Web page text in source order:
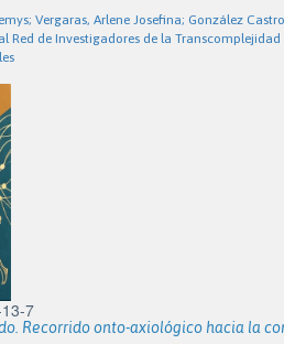
Vergaras, Arlene Josefina; González
Red de Investigadores de la Transcomplejidad
7
Recorrido onto-axiológico hacia la